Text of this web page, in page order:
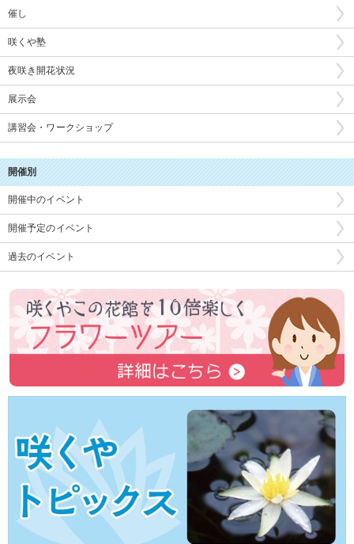
催し
咲くや塾
夜咲き開花状況
展示会
講習会・ワークショップ
開催別
開催中のイベント
開催予定のイベント
過去のイベント